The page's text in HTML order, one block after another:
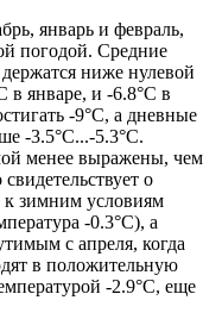
январь и февраль,
погодой. Средние
ниже нулевой
в январе, и -6.8°C в
-9°C, а дневные
-3.5°C...-5.3°C.
менее выражены, чем
о
к зимним условиям
-0.3°C), а
с апреля, когда
в положительную
-2.9°C, еще